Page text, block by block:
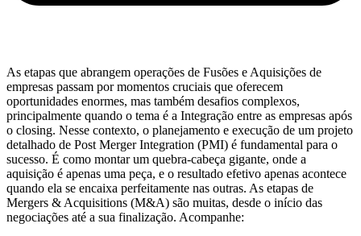
As etapas que abrangem operações de Fusões e Aquisições de
empresas passam por momentos cruciais que oferecem
oportunidades enormes, mas também desafios complexos,
principalmente quando o tema é a Integração entre as empresas após
o closing. Nesse contexto, o planejamento e execução de um projeto
detalhado de Post Merger Integration (PMI) é fundamental para o
sucesso. É como montar um quebra-cabeça gigante, onde a
aquisição é apenas uma peça, e o resultado efetivo apenas acontece
quando ela se encaixa perfeitamente nas outras. As etapas de
Mergers & Acquisitions (M&A) são muitas, desde o início das
negociações até a sua finalização. Acompanhe: